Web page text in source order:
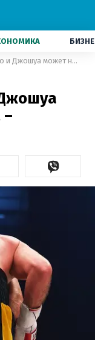
Бой между Кличко и Джошуа может не состояться, – обозреватель
–